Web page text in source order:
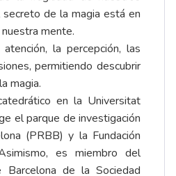
de la magia está en
mente.
la percepción, las
permitiendo descubrir
magia.
en la Universitat
el parque de investigación
(PRBB) y la Fundación
es miembro del
de la Sociedad